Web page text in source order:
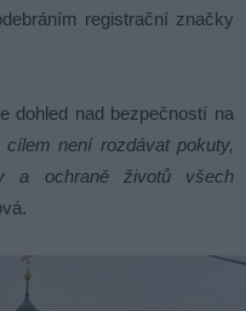
registrační značky
dohled nad bezpečností na
cílem není rozdávat pokuty,
a ochraně životů všech